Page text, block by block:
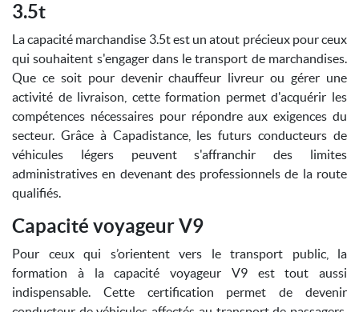
3.5t
La capacité marchandise 3.5t est un atout précieux pour ceux
qui souhaitent s'engager dans le transport de marchandises.
Que ce soit pour devenir chauffeur livreur ou gérer une
activité de livraison, cette formation permet d'acquérir les
compétences nécessaires pour répondre aux exigences du
secteur. Grâce à Capadistance, les futurs conducteurs de
véhicules légers peuvent s'affranchir des limites
administratives en devenant des professionnels de la route
qualifiés.
Capacité voyageur V9
Pour ceux qui s’orientent vers le transport public, la
formation à la capacité voyageur V9 est tout aussi
indispensable. Cette certification permet de devenir